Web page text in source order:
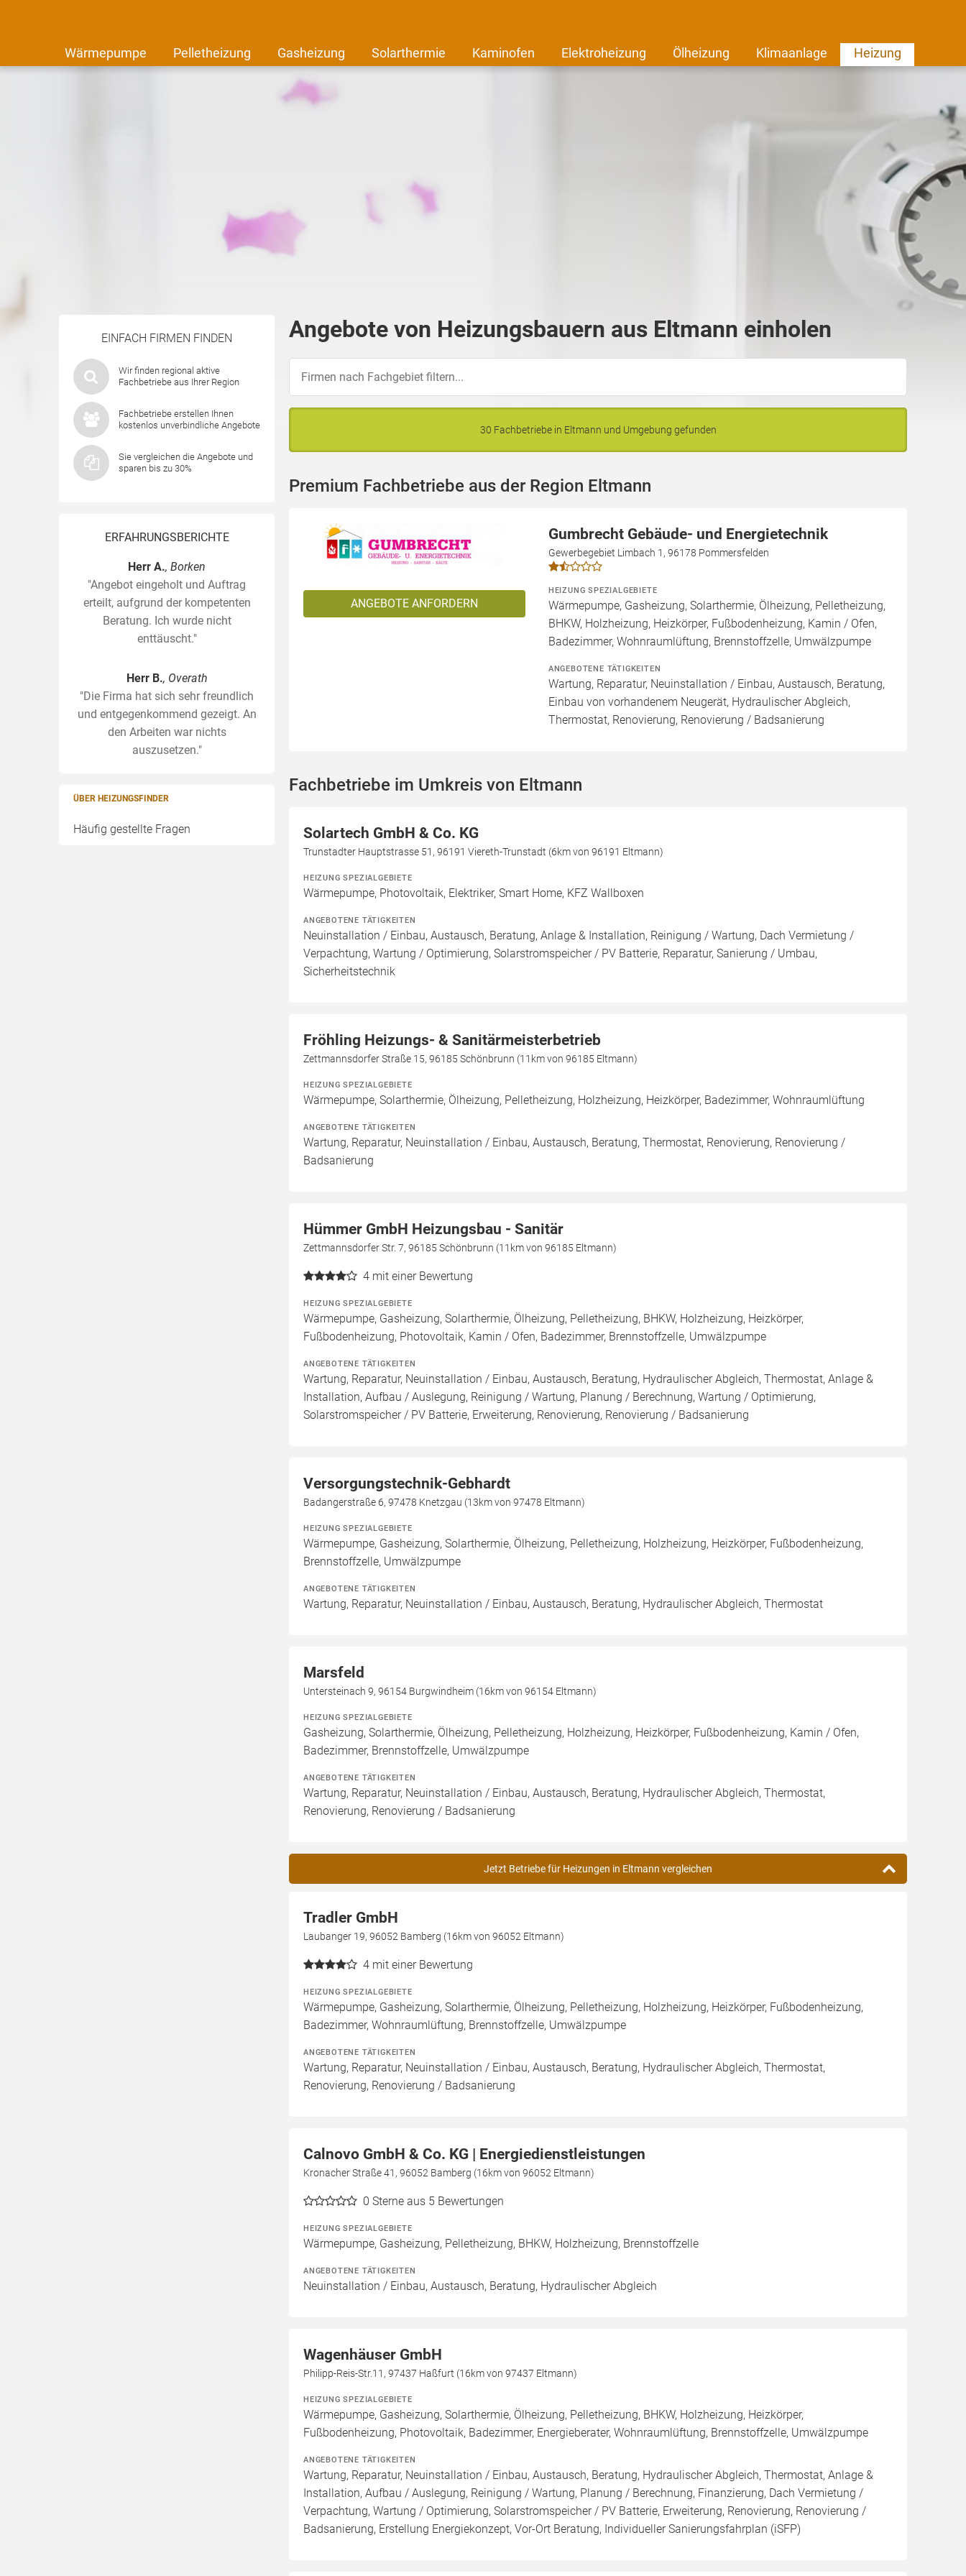
Wärmepumpe Pelletheizung Gasheizung Solarthermie Kaminofen Elektroheizung Ölheizung Klimaanlage Heizung
EINFACH FIRMEN FINDEN
Wir finden regional aktive
Fachbetriebe aus Ihrer Region
Fachbetriebe erstellen Ihnen
kostenlos unverbindliche Angebote
Sie vergleichen die Angebote und
sparen bis zu 30%
ERFAHRUNGSBERICHTE
Herr A., Borken
"Angebot eingeholt und Auftrag
erteilt, aufgrund der kompetenten
Beratung. Ich wurde nicht
enttäuscht."
Herr B., Overath
"Die Firma hat sich sehr freundlich
und entgegenkommend gezeigt. An
den Arbeiten war nichts
auszusetzen."
ÜBER HEIZUNGSFINDER
Häufig gestellte Fragen
Angebote von Heizungsbauern aus Eltmann einholen
30 Fachbetriebe in Eltmann und Umgebung gefunden
Premium Fachbetriebe aus der Region Eltmann
ANGEBOTE ANFORDERN
Gumbrecht Gebäude- und Energietechnik
Gewerbegebiet Limbach 1, 96178 Pommersfelden
HEIZUNG SPEZIALGEBIETE
Wärmepumpe, Gasheizung, Solarthermie, Ölheizung, Pelletheizung,
BHKW, Holzheizung, Heizkörper, Fußbodenheizung, Kamin / Ofen,
Badezimmer, Wohnraumlüftung, Brennstoffzelle, Umwälzpumpe
ANGEBOTENE TÄTIGKEITEN
Wartung, Reparatur, Neuinstallation / Einbau, Austausch, Beratung,
Einbau von vorhandenem Neugerät, Hydraulischer Abgleich,
Thermostat, Renovierung, Renovierung / Badsanierung
Fachbetriebe im Umkreis von Eltmann
Solartech GmbH & Co. KG
Trunstadter Hauptstrasse 51, 96191 Viereth-Trunstadt (6km von 96191 Eltmann)
HEIZUNG SPEZIALGEBIETE
Wärmepumpe, Photovoltaik, Elektriker, Smart Home, KFZ Wallboxen
ANGEBOTENE TÄTIGKEITEN
Neuinstallation / Einbau, Austausch, Beratung, Anlage & Installation, Reinigung / Wartung, Dach Vermietung /
Verpachtung, Wartung / Optimierung, Solarstromspeicher / PV Batterie, Reparatur, Sanierung / Umbau,
Sicherheitstechnik
Fröhling Heizungs- & Sanitärmeisterbetrieb
Zettmannsdorfer Straße 15, 96185 Schönbrunn (11km von 96185 Eltmann)
HEIZUNG SPEZIALGEBIETE
Wärmepumpe, Solarthermie, Ölheizung, Pelletheizung, Holzheizung, Heizkörper, Badezimmer, Wohnraumlüftung
ANGEBOTENE TÄTIGKEITEN
Wartung, Reparatur, Neuinstallation / Einbau, Austausch, Beratung, Thermostat, Renovierung, Renovierung /
Badsanierung
Hümmer GmbH Heizungsbau - Sanitär
Zettmannsdorfer Str. 7, 96185 Schönbrunn (11km von 96185 Eltmann)
4 mit einer Bewertung
HEIZUNG SPEZIALGEBIETE
Wärmepumpe, Gasheizung, Solarthermie, Ölheizung, Pelletheizung, BHKW, Holzheizung, Heizkörper,
Fußbodenheizung, Photovoltaik, Kamin / Ofen, Badezimmer, Brennstoffzelle, Umwälzpumpe
ANGEBOTENE TÄTIGKEITEN
Wartung, Reparatur, Neuinstallation / Einbau, Austausch, Beratung, Hydraulischer Abgleich, Thermostat, Anlage &
Installation, Aufbau / Auslegung, Reinigung / Wartung, Planung / Berechnung, Wartung / Optimierung,
Solarstromspeicher / PV Batterie, Erweiterung, Renovierung, Renovierung / Badsanierung
Versorgungstechnik-Gebhardt
Badangerstraße 6, 97478 Knetzgau (13km von 97478 Eltmann)
HEIZUNG SPEZIALGEBIETE
Wärmepumpe, Gasheizung, Solarthermie, Ölheizung, Pelletheizung, Holzheizung, Heizkörper, Fußbodenheizung,
Brennstoffzelle, Umwälzpumpe
ANGEBOTENE TÄTIGKEITEN
Wartung, Reparatur, Neuinstallation / Einbau, Austausch, Beratung, Hydraulischer Abgleich, Thermostat
Marsfeld
Untersteinach 9, 96154 Burgwindheim (16km von 96154 Eltmann)
HEIZUNG SPEZIALGEBIETE
Gasheizung, Solarthermie, Ölheizung, Pelletheizung, Holzheizung, Heizkörper, Fußbodenheizung, Kamin / Ofen,
Badezimmer, Brennstoffzelle, Umwälzpumpe
ANGEBOTENE TÄTIGKEITEN
Wartung, Reparatur, Neuinstallation / Einbau, Austausch, Beratung, Hydraulischer Abgleich, Thermostat,
Renovierung, Renovierung / Badsanierung
Jetzt Betriebe für Heizungen in Eltmann vergleichen
Tradler GmbH
Laubanger 19, 96052 Bamberg (16km von 96052 Eltmann)
4 mit einer Bewertung
HEIZUNG SPEZIALGEBIETE
Wärmepumpe, Gasheizung, Solarthermie, Ölheizung, Pelletheizung, Holzheizung, Heizkörper, Fußbodenheizung,
Badezimmer, Wohnraumlüftung, Brennstoffzelle, Umwälzpumpe
ANGEBOTENE TÄTIGKEITEN
Wartung, Reparatur, Neuinstallation / Einbau, Austausch, Beratung, Hydraulischer Abgleich, Thermostat,
Renovierung, Renovierung / Badsanierung
Calnovo GmbH & Co. KG | Energiedienstleistungen
Kronacher Straße 41, 96052 Bamberg (16km von 96052 Eltmann)
0 Sterne aus 5 Bewertungen
HEIZUNG SPEZIALGEBIETE
Wärmepumpe, Gasheizung, Pelletheizung, BHKW, Holzheizung, Brennstoffzelle
ANGEBOTENE TÄTIGKEITEN
Neuinstallation / Einbau, Austausch, Beratung, Hydraulischer Abgleich
Wagenhäuser GmbH
Philipp-Reis-Str.11, 97437 Haßfurt (16km von 97437 Eltmann)
HEIZUNG SPEZIALGEBIETE
Wärmepumpe, Gasheizung, Solarthermie, Ölheizung, Pelletheizung, BHKW, Holzheizung, Heizkörper,
Fußbodenheizung, Photovoltaik, Badezimmer, Energieberater, Wohnraumlüftung, Brennstoffzelle, Umwälzpumpe
ANGEBOTENE TÄTIGKEITEN
Wartung, Reparatur, Neuinstallation / Einbau, Austausch, Beratung, Hydraulischer Abgleich, Thermostat, Anlage &
Installation, Aufbau / Auslegung, Reinigung / Wartung, Planung / Berechnung, Finanzierung, Dach Vermietung /
Verpachtung, Wartung / Optimierung, Solarstromspeicher / PV Batterie, Erweiterung, Renovierung, Renovierung /
Badsanierung, Erstellung Energiekonzept, Vor-Ort Beratung, Individueller Sanierungsfahrplan (iSFP)